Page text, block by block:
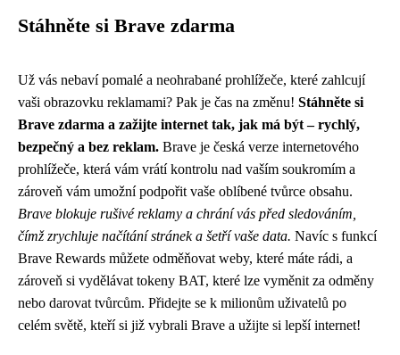
Stáhněte si Brave zdarma
Už vás nebaví pomalé a neohrabané prohlížeče, které zahlcují
vaši obrazovku reklamami? Pak je čas na změnu! Stáhněte si
Brave zdarma a zažijte internet tak, jak má být – rychlý,
bezpečný a bez reklam. Brave je česká verze internetového
prohlížeče, která vám vrátí kontrolu nad vaším soukromím a
zároveň vám umožní podpořit vaše oblíbené tvůrce obsahu.
Brave blokuje rušivé reklamy a chrání vás před sledováním,
čímž zrychluje načítání stránek a šetří vaše data. Navíc s funkcí
Brave Rewards můžete odměňovat weby, které máte rádi, a
zároveň si vydělávat tokeny BAT, které lze vyměnit za odměny
nebo darovat tvůrcům. Přidejte se k milionům uživatelů po
celém světě, kteří si již vybrali Brave a užijte si lepší internet!